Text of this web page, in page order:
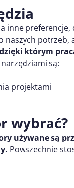
inne
potrzeb,
którym
są:
projektami
wybrać?
używane są
Powszechnie